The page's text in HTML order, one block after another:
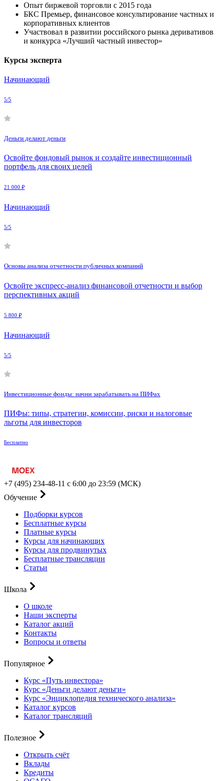
Опыт биржевой торговли с 2015 года
БКС Премьер, финансовое консультирование частных и
корпоративных клиентов
Участвовал в развитии российского рынка деривативов
и конкурса «Лучший частный инвестор»
Курсы эксперта
Начинающий
5/5
Деньги делают деньги
Освойте фондовый рынок и создайте инвестиционный
портфель для своих целей
21 000 ₽
Начинающий
5/5
Основы анализа отчетности публичных компаний
Освойте экспресс-анализ финансовой отчетности и выбор
перспективных акций
5 800 ₽
Начинающий
5/5
Инвестиционные фонды: начни зарабатывать на ПИФах
ПИФы: типы, стратегии, комиссии, риски и налоговые
льготы для инвесторов
Бесплатно
+7 (495) 234-48-11 с 6:00 до 23:59 (МСК)
Обучение
Подборки курсов
Бесплатные курсы
Платные курсы
Курсы для начинающих
Курсы для продвинутых
Бесплатные трансляции
Статьи
Школа
О школе
Наши эксперты
Каталог акций
Контакты
Вопросы и ответы
Популярное
Курс «Путь инвестора»
Курс «Деньги делают деньги»
Курс «Энциклопедия технического анализа»
Каталог курсов
Каталог трансляций
Полезное
Открыть счёт
Вклады
Кредиты